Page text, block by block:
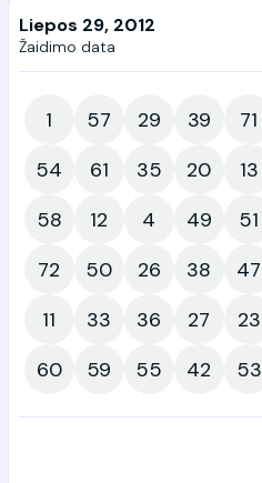
Liepos 29, 2012
Žaidimo data
1 57 29 39 71
54
61 35 20 13
58
12 4 49 51
72
50 26 38 47
11
33 36 27 23
60
59 55 42 53